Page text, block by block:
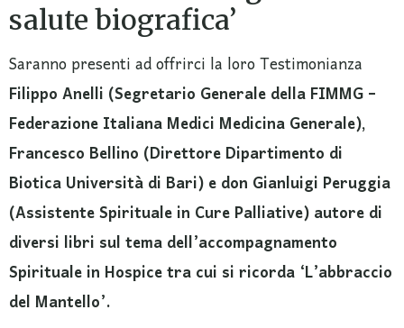
salute biografica’
Saranno presenti ad offrirci la loro Testimonianza
Filippo Anelli (Segretario Generale della FIMMG –
Federazione Italiana Medici Medicina Generale),
Francesco Bellino (Direttore Dipartimento di
Biotica Università di Bari) e don Gianluigi Peruggia
(Assistente Spirituale in Cure Palliative) autore di
diversi libri sul tema dell’accompagnamento
Spirituale in Hospice tra cui si ricorda ‘L’abbraccio
del Mantello’.